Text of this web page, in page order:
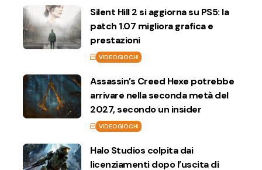
Silent Hill 2 si aggiorna su PS5: la
patch 1.07 migliora grafica e
prestazioni
VIDEOGIOCHI
Assassin’s Creed Hexe potrebbe
arrivare nella seconda metà del
2027, secondo un insider
VIDEOGIOCHI
Halo Studios colpita dai
licenziamenti dopo l’uscita di